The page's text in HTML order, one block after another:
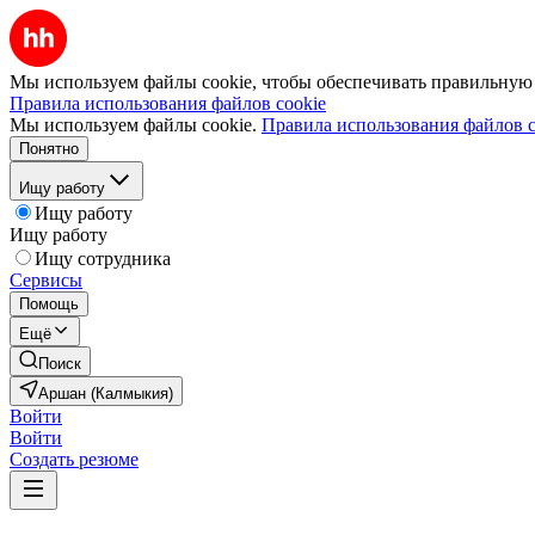
Мы используем файлы cookie, чтобы обеспечивать правильную
Правила использования файлов cookie
Мы используем файлы cookie. Правила использования файлов
Понятно
Ищу работу
Ищу работу
Ищу работу
Ищу сотрудника
Сервисы
Помощь
Ещё
Поиск
Аршан (Калмыкия)
Войти
Войти
Создать резюме